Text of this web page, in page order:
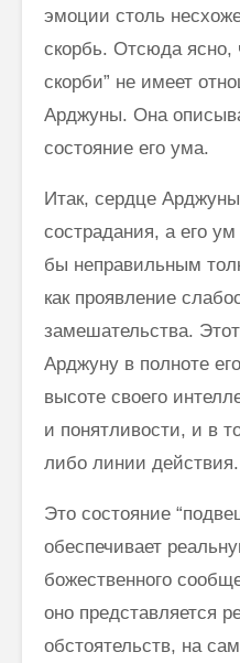
эмоции столь
скорбь. Отсюда ясно,
скорби” не имеет
Арджуны. Она
состояние его ума.
Итак, сердце
сострадания, а его
бы неправильным
как проявление
замешательства.
Арджуну в полноте
высоте своего
и по­нятливости, и в
либо линии действия.
Это состояние
обеспечивает
божественного
оно представ­ляется
обстоятельств, на